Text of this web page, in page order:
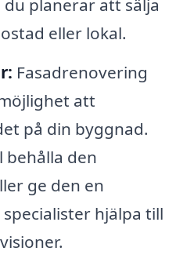
planerar att sälja
eller lokal.
Fasadrenovering
att
på din byggnad.
behålla den
ge den en
hjälpa till